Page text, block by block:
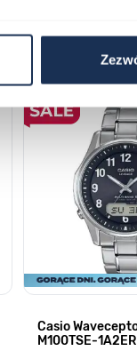
bezpośrednio do
Casio
M100TSE-1A2ER